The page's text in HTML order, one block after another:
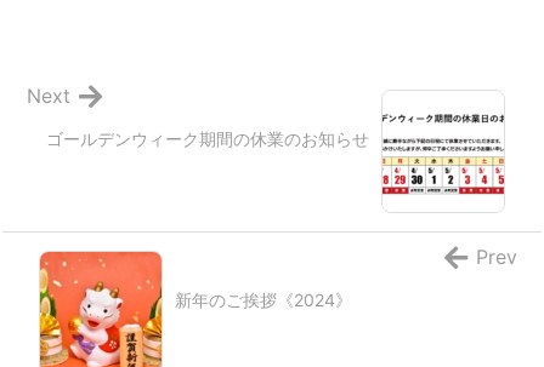
ゴールデンウィーク期間の休業のお知らせ
Next
新年のご挨拶《2024》
Prev